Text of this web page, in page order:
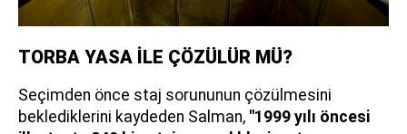
TORBA YASA İLE ÇÖZÜLÜR MÜ?
Seçimden önce staj sorununun çözülmesini
beklediklerini kaydeden Salman, "1999 yılı öncesi